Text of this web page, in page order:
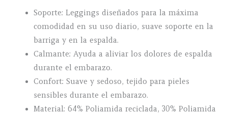
Soporte: Leggings diseñados para la máxima
comodidad en su uso diario, suave soporte en la
barriga y en la espalda.
Calmante: Ayuda a aliviar los dolores de espalda
durante el embarazo.
Confort: Suave y sedoso, tejido para pieles
sensibles durante el embarazo.
Material: 64% Poliamida reciclada, 30% Poliamida